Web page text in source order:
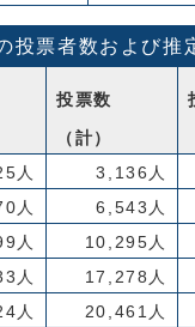
投票者数および推
投票数
（計）
人 3,136人
人 6,543人
人 10,295人
人 17,278人
人 20,461人